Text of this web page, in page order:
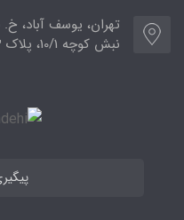
تهران، یوسف آباد،
نبش کوچه 10/1، پلاک 143، واحد 1